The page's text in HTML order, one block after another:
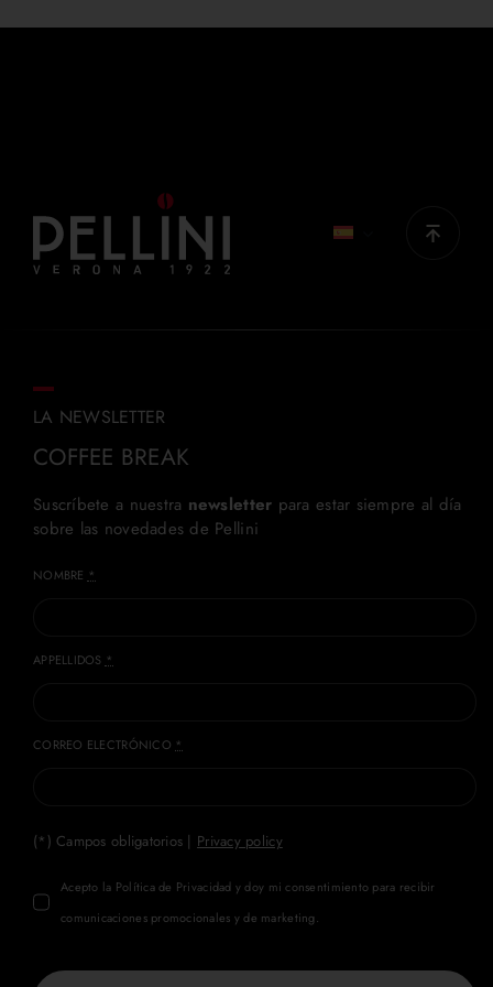
200-300 ml
LA NEWSLETTER
COFFEE BREAK
Suscríbete a nuestra newsletter para estar siempre al día
sobre las novedades de Pellini
NOMBRE *
APPELLIDOS *
CORREO ELECTRÓNICO *
(*) Campos obligatorios | Privacy policy
Acepto la Política de Privacidad y doy mi consentimiento para recibir
comunicaciones promocionales y de marketing.